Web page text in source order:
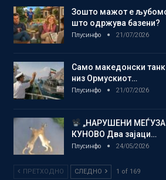
Зошто мажот е
што одржува базени?
Плусинфо 21/07/2026
Само македонски
низ Ормускиот…
Плусинфо 21/07/2026
„НАРУШЕНИ
КУНОВО Два зајаци…
Плусинфо 24/05/2026
ПРЕТХОДНО СЛЕДНО 1 of 169